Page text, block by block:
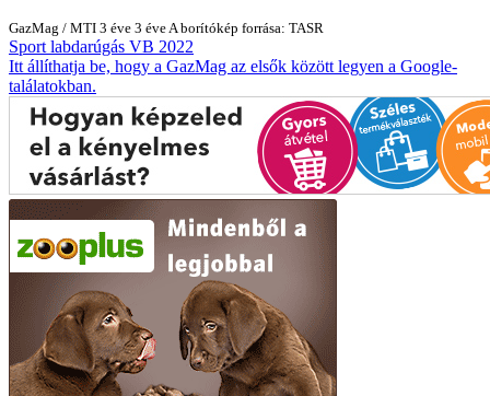
GazMag / MTI 3 éve 3 éve A borítókép forrása: TASR
Sport labdarúgás VB 2022
Itt állíthatja be, hogy a GazMag az elsők között legyen a Google-
találatokban.